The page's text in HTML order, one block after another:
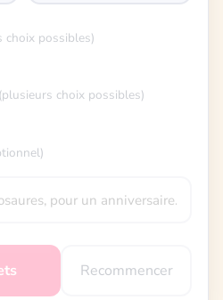
choix possibles)
(plusieurs choix possibles)
Recommencer